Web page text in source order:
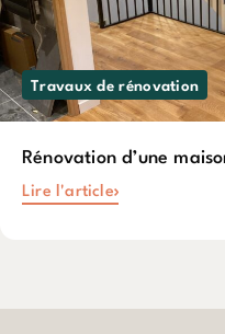
Travaux de rénovation
Rénovation d’une
Lire l'article